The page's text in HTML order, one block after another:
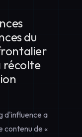
du
récolte
d'influence a
contenu de «